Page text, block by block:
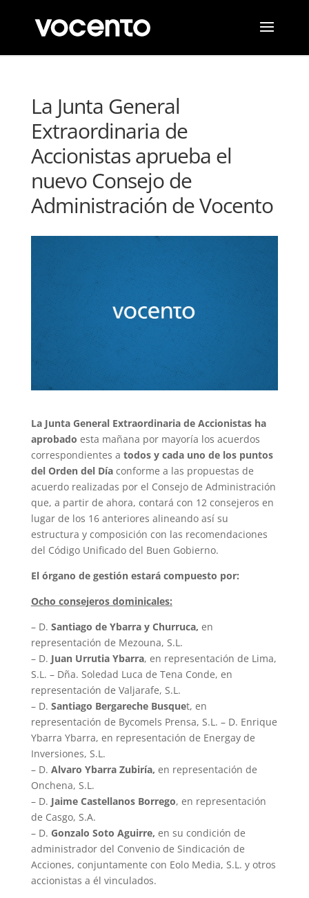
La Junta General
Extraordinaria de
Accionistas aprueba el
nuevo Consejo de
Administración de Vocento
La Junta General Extraordinaria de Accionistas ha
aprobado esta mañana por mayoría los acuerdos
correspondientes a todos y cada uno de los puntos
del Orden del Díaconforme a las propuestas de
acuerdo realizadas por el Consejo de Administración
que, a partir de ahora, contará con 12 consejeros en
lugar de los 16 anteriores alineando así su
estructura y composición con las recomendaciones
del Código Unificado del Buen Gobierno.
El órgano de gestión estará compuesto por:
Ocho consejeros dominicales:
– D. Santiago de Ybarra y Churruca, en
representación de Mezouna, S.L.
– D. Juan Urrutia Ybarra, en representación de Lima,
S.L. – Dña. Soledad Luca de Tena Conde, en
representación de Valjarafe, S.L.
– D. Santiago Bergareche Busquet, en
representación de Bycomels Prensa, S.L. – D. Enrique
Ybarra Ybarra, en representación de Energay de
Inversiones, S.L.
– D. Alvaro Ybarra Zubiría, en representación de
Onchena, S.L.
– D. Jaime Castellanos Borrego, en representación
de Casgo, S.A.
– D. Gonzalo Soto Aguirre, en su condición de
administrador del Convenio de Sindicación de
Acciones, conjuntamente con Eolo Media, S.L. y otros
accionistas a él vinculados.